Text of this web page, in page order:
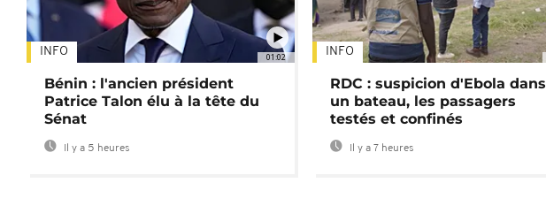
01:02
INFO
Bénin : l'ancien président
Patrice Talon élu à la tête du
Sénat
Il y a 5 heures
INFO
RDC : suspicion d'Ebola dans
un bateau, les passagers
testés et confinés
Il y a 7 heures